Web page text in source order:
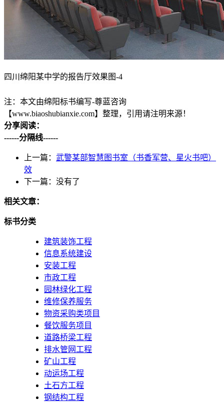
四川绵阳某中学的报告厅效果图-4
注：本文由绵阳标书编写-尊蓝咨询
【www.biaoshubianxie.com】整理，引用请注明来源！
分享阅读：
------分隔线------
上一篇： 武警某部智慧图书室（书香军营、星火书吧）
效
下一篇：没有了
相关文章：
标书分类
建筑装饰工程
信息系统建设
安装工程
市政工程
园林绿化工程
维修保养服务
物资采购类项目
餐饮服务项目
道路桥梁工程
排水管网工程
矿山工程
动运场工程
土石方工程
钢结构工程